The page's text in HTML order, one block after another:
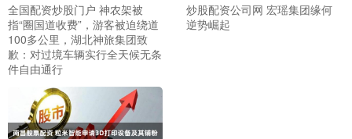
全国配资炒股门户 神农架被
指“圈国道收费”，游客被迫绕道
100多公里，湖北神旅集团致
歉：对过境车辆实行全天候无条
件自由通行
炒股配资公司网 宏瑶集团缘何
逆势崛起